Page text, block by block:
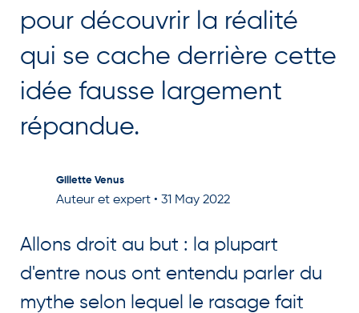
Gillette Venus
Auteur et expert • 31 May 2022
pour découvrir la réalité
qui se cache derrière cette
idée fausse largement
répandue.
Allons droit au but : la plupart
d'entre nous ont entendu parler du
mythe selon lequel le rasage fait